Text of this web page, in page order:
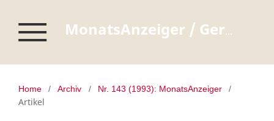
MonatsAnzeiger / Germanisches Nationalmuseum Nürnberg
Home / Archiv / Nr. 143 (1993): MonatsAnzeiger /
Artikel